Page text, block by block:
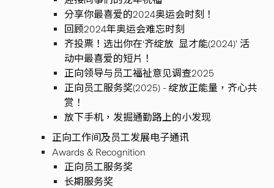
分享你最喜爱的2024奥运会时刻！
回顾2024年奥运会难忘时刻
齐投票！选出你在‘齐绽放 显才能(2024)’ 活
动中最喜爱的短片！
正向领导与员工福祉意见调查2025
正向员工服务奖(2025) - 绽放正能量，齐心共
赏！
放下手机，发掘通勤路上的小发现
正向工作间及员工发展电子通讯
Awards & Recognition
正向员工服务奖
长期服务奖